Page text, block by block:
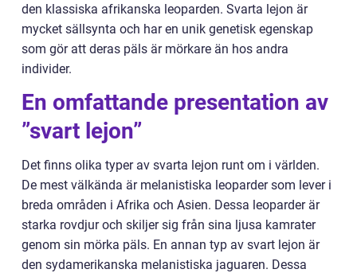
den klassiska afrikanska leoparden. Svarta lejon är
mycket sällsynta och har en unik genetisk egenskap
som gör att deras päls är mörkare än hos andra
individer.
En omfattande presentation av
”svart lejon”
Det finns olika typer av svarta lejon runt om i världen.
De mest välkända är melanistiska leoparder som lever i
breda områden i Afrika och Asien. Dessa leoparder är
starka rovdjur och skiljer sig från sina ljusa kamrater
genom sin mörka päls. En annan typ av svart lejon är
den sydamerikanska melanistiska jaguaren. Dessa